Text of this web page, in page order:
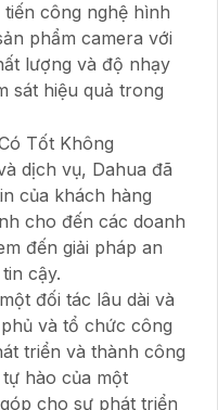
công nghệ hình
phẩm camera với
lượng và độ nhạy
sát hiệu quả trong
dịch vụ, Dahua đã
của khách hàng
cho đến các doanh
đến giải pháp an
cậy.
đối tác lâu dài và
và tổ chức công
triển và thành công
hào của một
cho sự phát triển